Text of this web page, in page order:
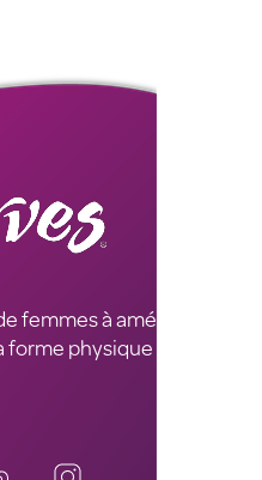
femmes à améliorer
physique et à la